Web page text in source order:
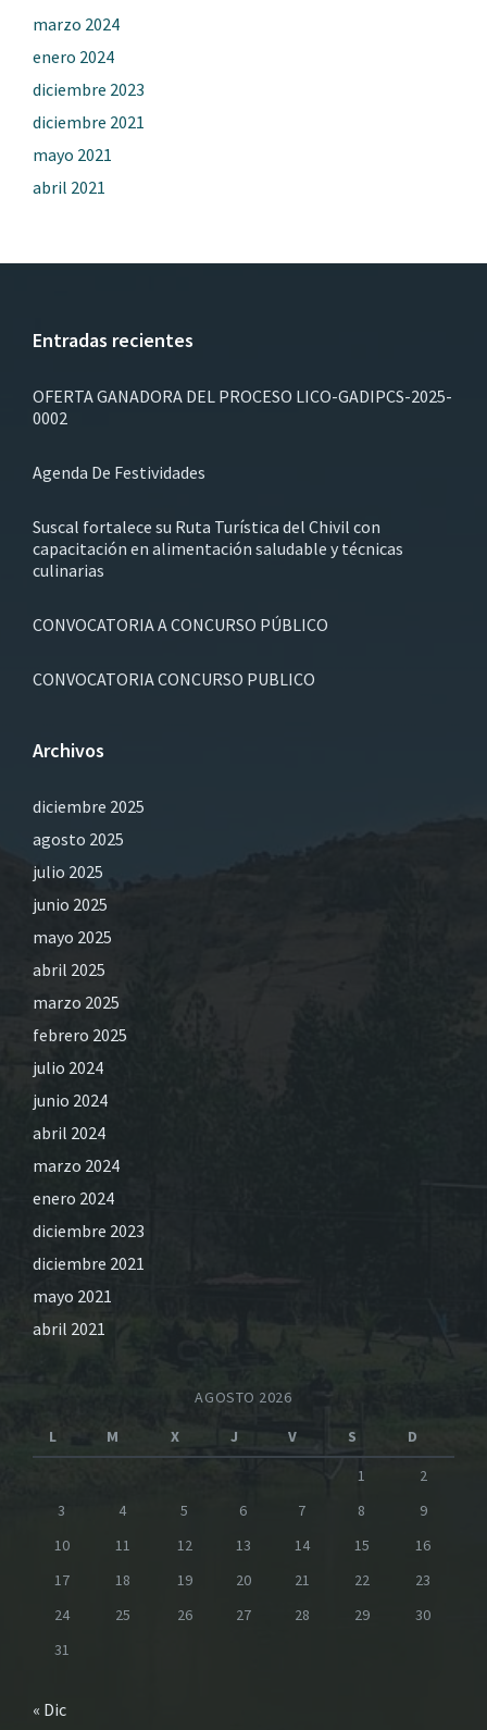
marzo 2024
enero 2024
diciembre 2023
diciembre 2021
mayo 2021
abril 2021
Entradas recientes
OFERTA GANADORA DEL PROCESO LICO-GADIPCS-2025-
0002
Agenda De Festividades
Suscal fortalece su Ruta Turística del Chivil con
capacitación en alimentación saludable y técnicas
culinarias
CONVOCATORIA A CONCURSO PÚBLICO
CONVOCATORIA CONCURSO PUBLICO
Archivos
diciembre 2025
agosto 2025
julio 2025
junio 2025
mayo 2025
abril 2025
marzo 2025
febrero 2025
julio 2024
junio 2024
abril 2024
marzo 2024
enero 2024
diciembre 2023
diciembre 2021
mayo 2021
abril 2021
AGOSTO 2026
L
M X J V S
D
1
2
3
4 5 6 7 8
9
10
11 12 13 14 15
16
17
18 19 20 21 22
23
24
25 26 27 28 29
30
31
« Dic